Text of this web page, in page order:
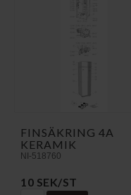
FINSÄKRING 4A
KERAMIK
NI-518760
10 SEK/ST